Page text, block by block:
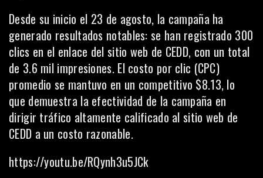
Desde su inicio el 23 de agosto, la campaña ha
generado resultados notables: se han registrado 300
clics en el enlace del sitio web de CEDD, con un total
de 3.6 mil impresiones. El costo por clic (CPC)
promedio se mantuvo en un competitivo $8.13, lo
que demuestra la efectividad de la campaña en
dirigir tráfico altamente calificado al sitio web de
CEDD a un costo razonable.
https://youtu.be/RQynh3u5JCk